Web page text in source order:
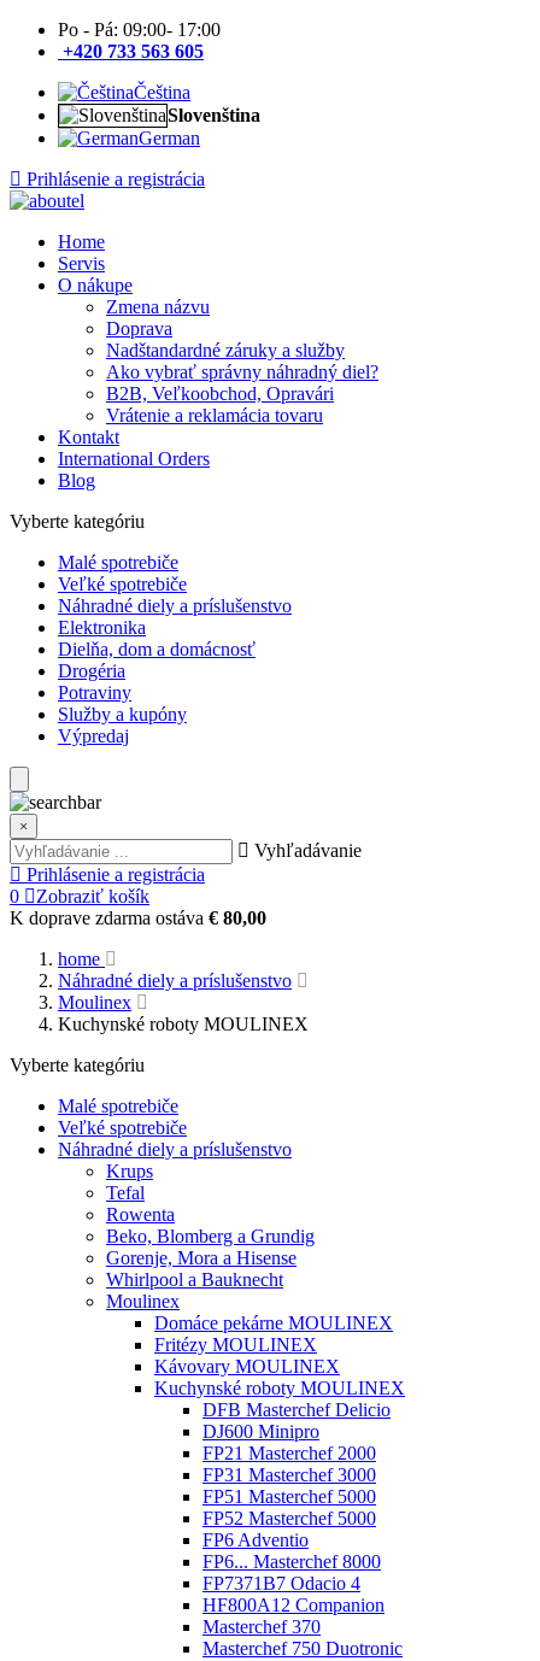
Po - Pá: 09:00- 17:00
+420 733 563 605
Čeština
Slovenština
German
Prihlásenie a registrácia
Home
Servis
O nákupe
Zmena názvu
Doprava
Nadštandardné záruky a služby
Ako vybrať správny náhradný diel?
B2B, Veľkoobchod, Opravári
Vrátenie a reklamácia tovaru
Kontakt
International Orders
Blog
Vyberte kategóriu
Malé spotrebiče
Veľké spotrebiče
Náhradné diely a príslušenstvo
Elektronika
Dielňa, dom a domácnosť
Drogéria
Potraviny
Služby a kupóny
Výpredaj
×
Vyhľadávanie
Prihlásenie a registrácia
0
Zobraziť košík
K doprave zdarma ostáva € 80,00
home
Náhradné diely a príslušenstvo
Moulinex
Kuchynské roboty MOULINEX
Vyberte kategóriu
Malé spotrebiče
Veľké spotrebiče
Náhradné diely a príslušenstvo
Krups
Tefal
Rowenta
Beko, Blomberg a Grundig
Gorenje, Mora a Hisense
Whirlpool a Bauknecht
Moulinex
Domáce pekárne MOULINEX
Fritézy MOULINEX
Kávovary MOULINEX
Kuchynské roboty MOULINEX
DFB Masterchef Delicio
DJ600 Minipro
FP21 Masterchef 2000
FP31 Masterchef 3000
FP51 Masterchef 5000
FP52 Masterchef 5000
FP6 Adventio
FP6... Masterchef 8000
FP7371B7 Odacio 4
HF800A12 Companion
Masterchef 370
Masterchef 750 Duotronic